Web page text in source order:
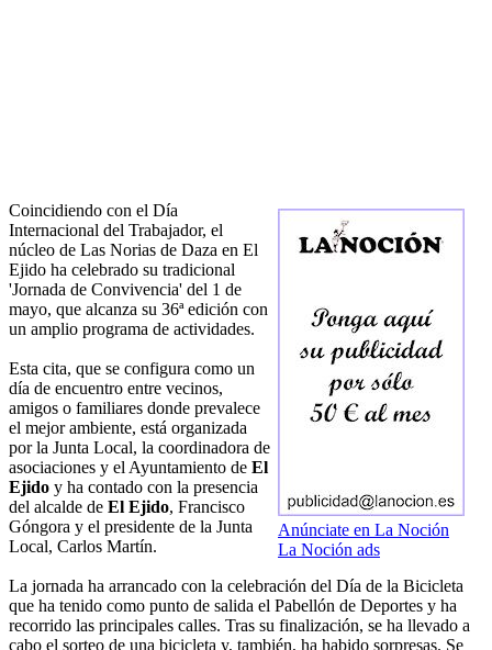
Anúnciate en La Noción
La Noción ads
Coincidiendo con el Día
Internacional del Trabajador, el
núcleo de Las Norias de Daza en El
Ejido ha celebrado su tradicional
'Jornada de Convivencia' del 1 de
mayo, que alcanza su 36ª edición con
un amplio programa de actividades.
Esta cita, que se configura como un
día de encuentro entre vecinos,
amigos o familiares donde prevalece
el mejor ambiente, está organizada
por la Junta Local, la coordinadora de
asociaciones y el Ayuntamiento de El
Ejido y ha contado con la presencia
del alcalde de El Ejido, Francisco
Góngora y el presidente de la Junta
Local, Carlos Martín.
La jornada ha arrancado con la celebración del Día de la Bicicleta
que ha tenido como punto de salida el Pabellón de Deportes y ha
recorrido las principales calles. Tras su finalización, se ha llevado a
cabo el sorteo de una bicicleta y, también, ha habido sorpresas. Se